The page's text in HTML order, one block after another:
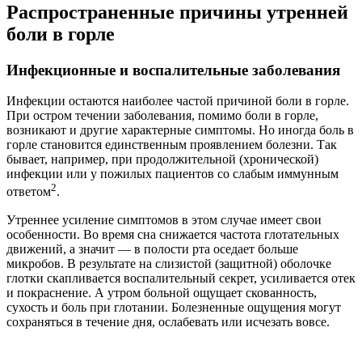
Распространенные причины утренней
боли в горле
Инфекционные и воспалительные заболевания
Инфекции остаются наиболее частой причиной боли в горле.
При остром течении заболевания, помимо боли в горле,
возникают и другие характерные симптомы. Но иногда боль в
горле становится единственным проявлением болезни. Так
бывает, например, при продолжительной (хронической)
инфекции или у пожилых пациентов со слабым иммунным
ответом2.
Утреннее усиление симптомов в этом случае имеет свои
особенности. Во время сна снижается частота глотательных
движений, а значит — в полости рта оседает больше
микробов. В результате на слизистой (защитной) оболочке
глотки скапливается воспалительный секрет, усиливается отек
и покраснение. А утром больной ощущает скованность,
сухость и боль при глотании. Болезненные ощущения могут
сохраняться в течение дня, ослабевать или исчезать вовсе.